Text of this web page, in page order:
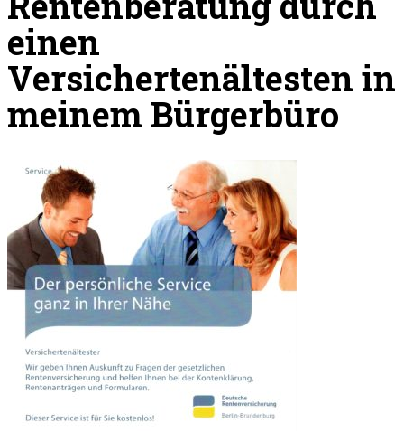
einen
Versichertenältesten in
meinem Bürgerbüro